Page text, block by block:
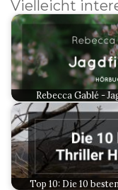
Vielleicht
Rebecca Gablé -
Top 10: Die 10